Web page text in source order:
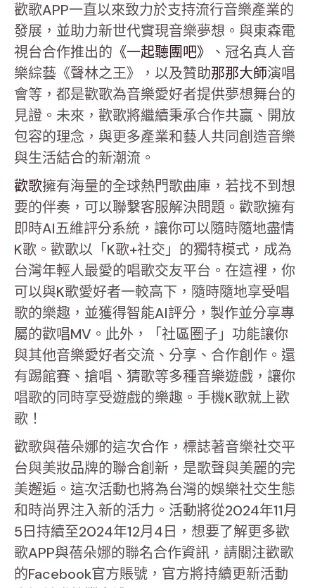
歡歌APP一直以來致力於支持流行音樂產業的
發展，並助力新世代實現音樂夢想。與東森電
視台合作推出的 《一起聽團吧》
、冠名真人音
樂綜藝《聲林之王》，以及贊助那那大師演唱
會等，都是歡歌為音樂愛好者提供夢想舞台的
見證。未來，歡歌將繼續秉承合作共贏、開放
包容的理念，與更多產業和藝人共同創造音樂
與生活結合的新潮流。
歡歌擁有海量的全球熱門歌曲庫，若找不到想
要的伴奏，可以聯繫客服解決問題。歡歌擁有
即時AI五維評分系統，讓你可以隨時隨地盡情
K歌。歡歌以「K歌+社交」的獨特模式，成為
台灣年輕人最愛的唱歌交友平台。在這裡，你
可以與K歌愛好者一較高下，隨時隨地享受唱
歌的樂趣，並獲得智能AI評分，製作並分享專
屬的歡唱MV。此外，「社區圈子」功能讓你
與其他音樂愛好者交流、分享、合作創作。還
有踢館賽、搶唱、猜歌等多種音樂遊戲，讓你
唱歌的同時享受遊戲的樂趣。手機K歌就上歡
歌！
歡歌與蓓朵娜的這次合作，標誌著音樂社交平
台與美妝品牌的聯合創新，是歌聲與美麗的完
美邂逅。這次活動也將為台灣的娛樂社交生態
和時尚界注入新的活力。活動將從2024年11月
5日持續至2024年12月4日，想要了解更多歡
歌APP與蓓朵娜的聯名合作資訊，請關注歡歌
的Facebook官方賬號，官方將持續更新活動